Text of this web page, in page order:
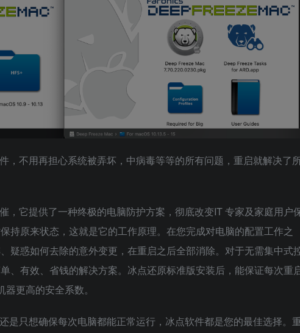
，不用再担心系统被弄坏，中病毒等等的所有问题，重启就解决了
，它提供了一种终极的电脑防护方案，彻底改变IT 专家及家庭用户
持原来状态，这就是它的工作原理。在您完成对电脑的配置工作之
疑惑如何去除的意外变更，在重启之后全部消除。对于无需集中式
、有效、省钱的解决方案。冰点还原标准版安装后，能保证每次重
更高的安全系数。
是只想确保每次电脑都能正常运行，冰点软件都是您的最佳选择。